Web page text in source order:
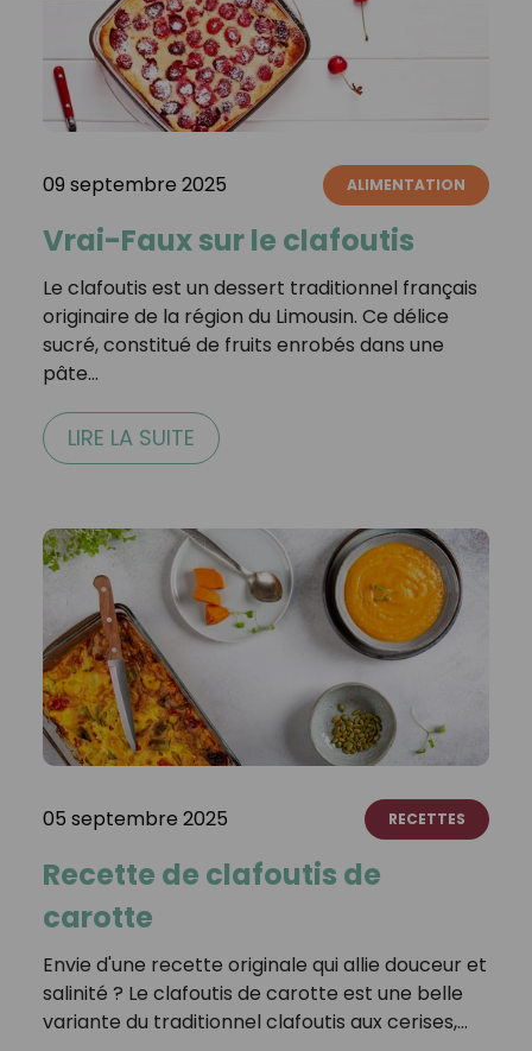
09 septembre 2025 ALIMENTATION
Vrai-Faux sur le clafoutis
Le clafoutis est un dessert traditionnel français
originaire de la région du Limousin. Ce délice
sucré, constitué de fruits enrobés dans une
pâte…
LIRE LA SUITE
05 septembre 2025 RECETTES
Recette de clafoutis de
carotte
Envie d'une recette originale qui allie douceur et
salinité ? Le clafoutis de carotte est une belle
variante du traditionnel clafoutis aux cerises,…